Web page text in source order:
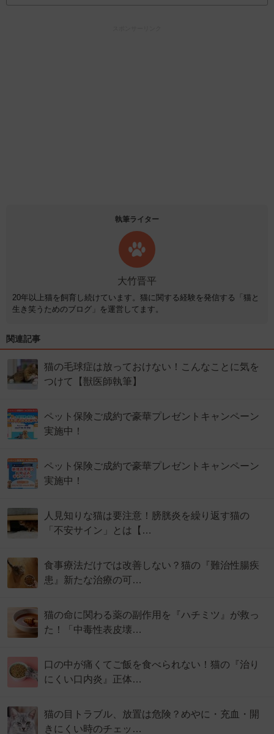
執筆ライター
大竹晋平
20年以上猫を飼育し続けています。猫に関する経験を発信する「猫と
生き笑うためのブログ」を運営してます。
関連記事
猫の毛球症は放っておけない！こんなことに気を
つけて【獣医師執筆】
ペット保険ご成約で豪華プレゼントキャンペーン
実施中！
ペット保険ご成約で豪華プレゼントキャンペーン
実施中！
人見知りな猫は要注意！膀胱炎を繰り返す猫の
「不安サイン」とは【…
食事療法だけでは改善しない？猫の『難治性腸疾
患』新たな治療の可…
猫の命に関わる薬の副作用を『ハチミツ』が救っ
た！「中毒性表皮壊…
口の中が痛くてご飯を食べられない！猫の『治り
にくい口内炎』正体…
猫の目トラブル、放置は危険？めやに・充血・開
きにくい時のチェッ…